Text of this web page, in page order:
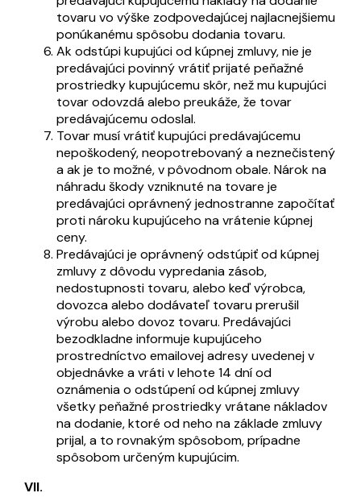
tovaru vo výške zodpovedajúcej najlacnejšiemu
ponúkanému spôsobu dodania tovaru.
Ak odstúpi kupujúci od kúpnej zmluvy, nie je
predávajúci povinný vrátiť prijaté peňažné
prostriedky kupujúcemu skôr, než mu kupujúci
tovar odovzdá alebo preukáže, že tovar
predávajúcemu odoslal.
Tovar musí vrátiť kupujúci predávajúcemu
nepoškodený, neopotrebovaný a neznečistený
a ak je to možné, v pôvodnom obale. Nárok na
náhradu škody vzniknuté na tovare je
predávajúci oprávnený jednostranne započítať
proti nároku kupujúceho na vrátenie kúpnej
ceny.
Predávajúci je oprávnený odstúpiť od kúpnej
zmluvy z dôvodu vypredania zásob,
nedostupnosti tovaru, alebo keď výrobca,
dovozca alebo dodávateľ tovaru prerušil
výrobu alebo dovoz tovaru. Predávajúci
bezodkladne informuje kupujúceho
prostredníctvo emailovej adresy uvedenej v
objednávke a vráti v lehote 14 dní od
oznámenia o odstúpení od kúpnej zmluvy
všetky peňažné prostriedky vrátane nákladov
na dodanie, ktoré od neho na základe zmluvy
prijal, a to rovnakým spôsobom, prípadne
spôsobom určeným kupujúcim.
VII.